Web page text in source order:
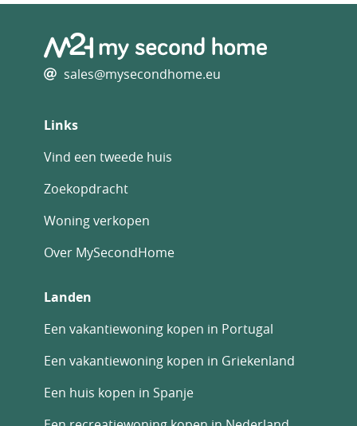
sales@mysecondhome.eu
Links
Vind een tweede huis
Zoekopdracht
Woning verkopen
Over MySecondHome
Landen
Een vakantiewoning kopen in Portugal
Een vakantiewoning kopen in Griekenland
Een huis kopen in Spanje